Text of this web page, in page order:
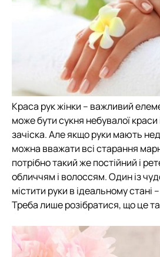
Краса рук жінки – важливий
може бути сукня небувалої краси
зачіска. Але якщо руки мають
можна вважати всі старання
потрібно такий же постійний і
обличчям і волоссям. Один із
містити руки в ідеальному стані
Треба лише розібратися, що це